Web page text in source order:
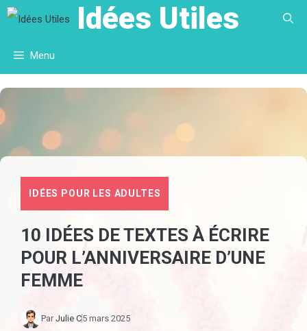
Aller
contenu
Idées Utiles
Menu
IDÉES POUR LES ADULTES
10 IDÉES DE TEXTES À ÉCRIRE
POUR L’ANNIVERSAIRE D’UNE
FEMME
ParJulie C5 mars 2025